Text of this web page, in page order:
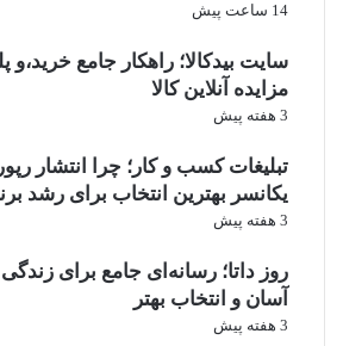
14 ساعت پیش
سایت بیدکالا؛ راهکار جامع
مزایده آنلاین کالا
3 هفته پیش
تبلیغات کسب و کار؛ چرا انتشار
یکانسر بهترین انتخاب برای رشد
3 هفته پیش
روز داتا؛ رسانه‌ای جامع برای
آسان و انتخاب بهتر
3 هفته پیش